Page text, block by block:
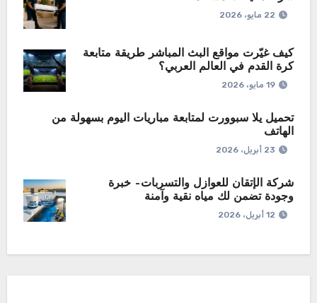
22 مايو، 2026
كيف غيّرت مواقع البث المباشر طريقة متابعة
كرة القدم في العالم العربي؟
19 مايو، 2026
تحميل يلا سبوورت لمتابعة مباريات اليوم بسهولة من
الهاتف
23 أبريل، 2026
شركة الإتقان للعوازل والتسربات– خبرة
وجودة تضمن لك مياه نقية وآمنة
12 أبريل، 2026